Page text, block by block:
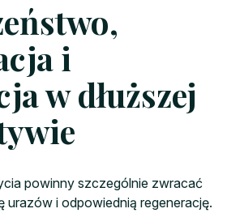
i
w dłuższej
powinny szczególnie zwracać
urazów i odpowiednią regenerację.